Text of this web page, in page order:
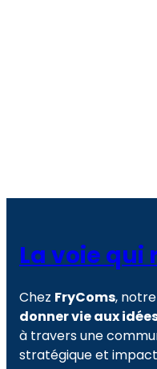
La voie qui
Chez FryComs,
donner vie aux
à travers une
stratégique et